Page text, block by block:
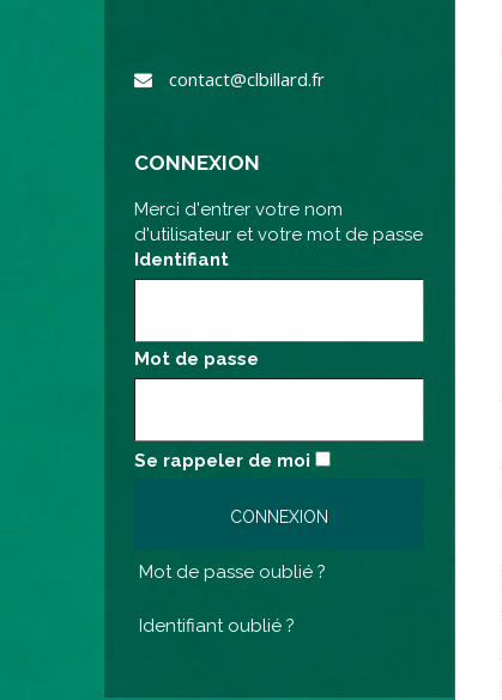
contact@clbillard.fr
CONNEXION
Merci d'entrer votre nom
d'utilisateur et votre mot de passe
Identifiant
Mot de passe
Se rappeler de moi
Mot de passe oublié ?
Identifiant oublié ?